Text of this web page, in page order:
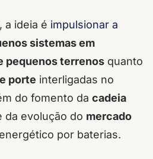
a ideia é impulsionar a
sistemas em
pequenos terrenos quanto
porte interligadas no
do fomento da cadeia
da evolução do mercado
energético por baterias.